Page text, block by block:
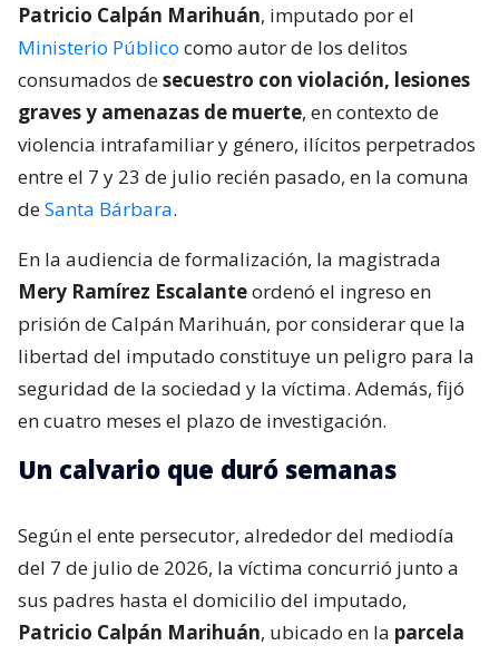
Patricio Calpán Marihuán, imputado por el
Ministerio Público como autor de los delitos
consumados desecuestro con violación, lesiones
graves y amenazas de muerte, en contexto de
violencia intrafamiliar y género, ilícitos perpetrados
entre el 7 y 23 de julio recién pasado, en la comuna
deSanta Bárbara.
En la audiencia de formalización, la magistrada
Mery Ramírez Escalanteordenó el ingreso en
prisión de Calpán Marihuán, por considerar que la
libertad del imputado constituye un peligro para la
seguridad de la sociedad y la víctima. Además, fijó
en cuatro meses el plazo de investigación.
Un calvario que duró semanas
Según el ente persecutor, alrededor del mediodía
del 7 de julio de 2026, la víctima concurrió junto a
sus padres hasta el domicilio del imputado,
Patricio Calpán Marihuán, ubicado en la parcela